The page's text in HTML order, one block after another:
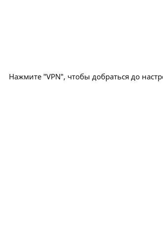
Нажмите "VPN", чтобы добраться до